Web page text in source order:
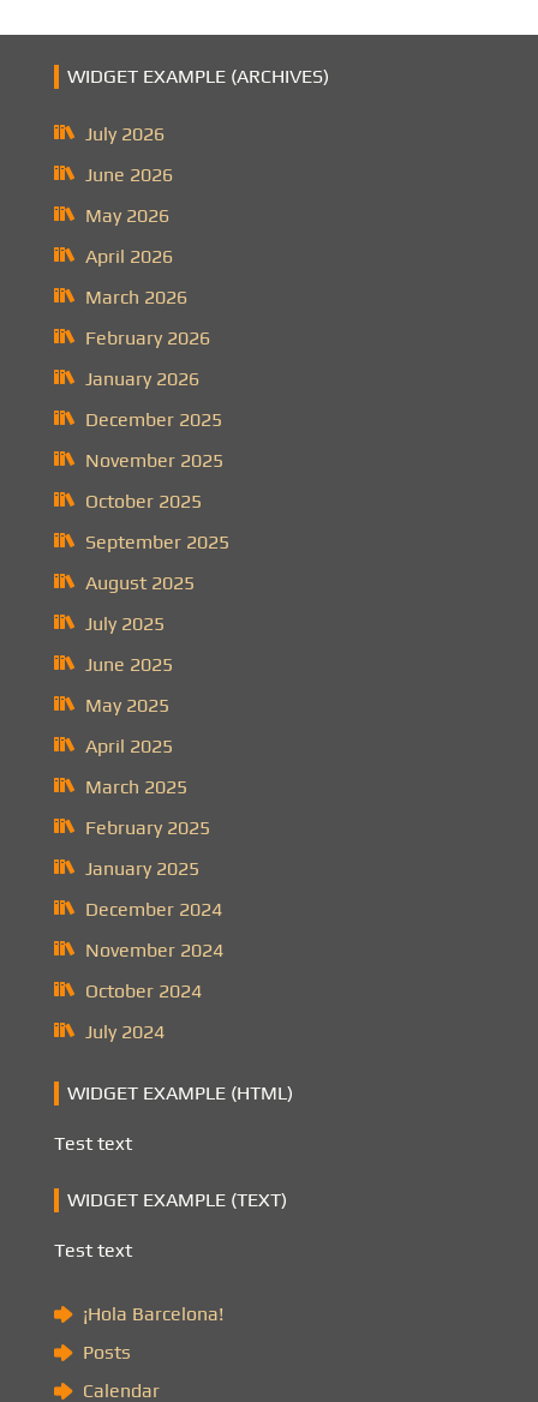
WIDGET EXAMPLE (ARCHIVES)
July 2026
June 2026
May 2026
April 2026
March 2026
February 2026
January 2026
December 2025
November 2025
October 2025
September 2025
August 2025
July 2025
June 2025
May 2025
April 2025
March 2025
February 2025
January 2025
December 2024
November 2024
October 2024
July 2024
WIDGET EXAMPLE (HTML)
Test text
WIDGET EXAMPLE (TEXT)
Test text
¡Hola Barcelona!
Posts
Calendar